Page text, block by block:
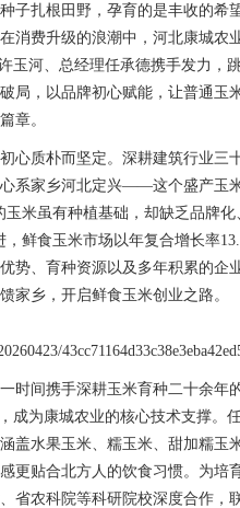
子扎根田野，孕育的是丰收的希
消费升级的浪潮中，河北康城农
玉河、总经理任承德携手发力，
局，以品牌初心赋能，让普通玉
章。
心质朴而坚定。深耕建筑行业三
系家乡河北定兴——这个盛产玉
米虽有种植基础，却缺乏品牌
鲜食玉米市场以年复合增长率
势、育种资源以及多年积累的企
家乡，开启鲜食玉米创业之路。
时间携手深耕玉米育种二十余年
成为康城农业的核心技术支撑。
盖水果玉米、糯玉米、甜加糯玉
更贴合北方人的饮食习惯。为培
省农科院等科研院校深度合作，